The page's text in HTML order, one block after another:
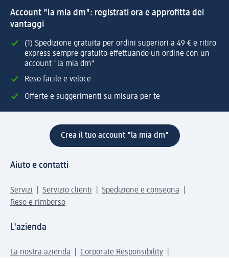
Account "la mia dm": registrati ora e approfitta dei
vantaggi
(1) Spedizione gratuita per ordini superiori a 49 € e ritiro
express sempre gratuito effettuando un ordine con un
account "la mia dm"
Reso facile e veloce
Offerte e suggerimenti su misura per te
Crea il tuo account "la mia dm"
Aiuto e contatti
Servizi Servizio clienti
Spedizione e consegna
Reso e rimborso
L'azienda
La nostra azienda
Corporate Responsibility